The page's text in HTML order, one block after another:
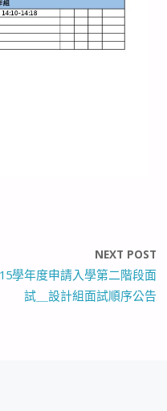
NEXT POST
學年度申請入學第二階段面
試＿設計組面試順序公告